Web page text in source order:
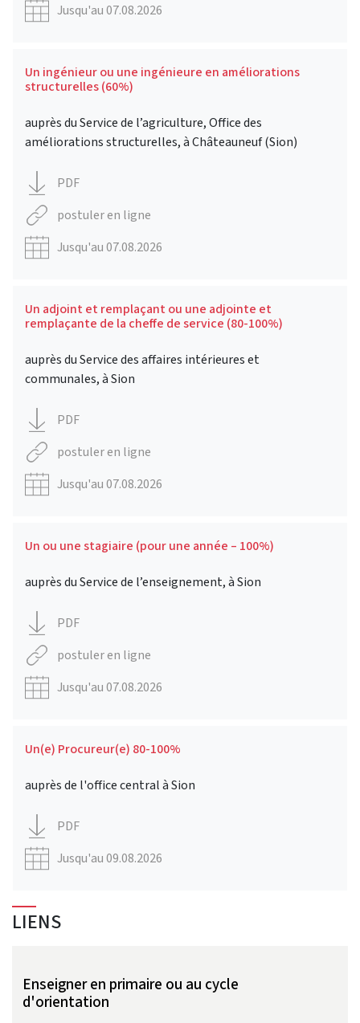
Jusqu'au 07.08.2026
Un ingénieur ou une ingénieure en améliorations
structurelles (60%)
auprès du Service de l’agriculture, Office des
améliorations structurelles, à Châteauneuf (Sion)
PDF
postuler en ligne
Jusqu'au 07.08.2026
Un adjoint et remplaçant ou une adjointe et
remplaçante de la cheffe de service (80-100%)
auprès du Service des affaires intérieures et
communales, à Sion
PDF
postuler en ligne
Jusqu'au 07.08.2026
Un ou une stagiaire (pour une année – 100%)
auprès du Service de l’enseignement, à Sion
PDF
postuler en ligne
Jusqu'au 07.08.2026
Un(e) Procureur(e) 80-100%
auprès de l'office central à Sion
PDF
Jusqu'au 09.08.2026
LIENS
Enseigner en primaire ou au cycle
d'orientation